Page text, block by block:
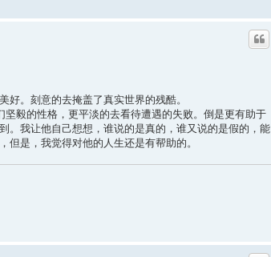
。刻意的去掩盖了真实世界的残酷。
毅的性格，更平淡的去看待遭遇的失败。倒是更有助于
。我让他自己想想，谁说的是真的，谁又说的是假的，能
是，我觉得对他的人生还是有帮助的。